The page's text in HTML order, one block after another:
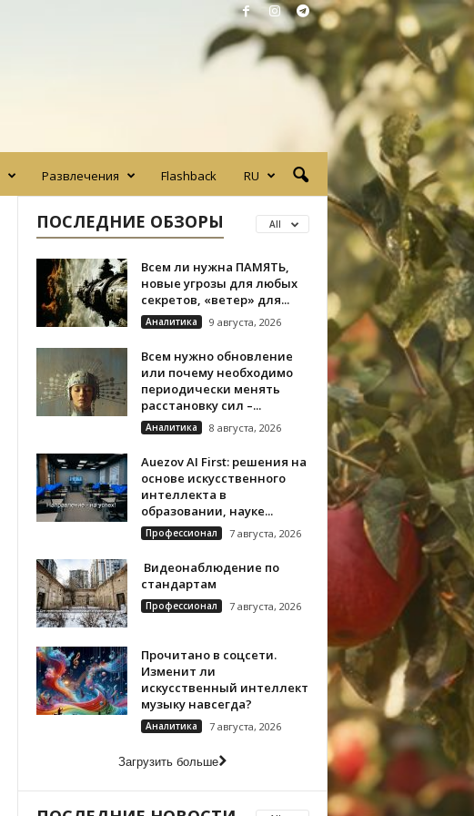
Развлечения Flashback RU
ПОСЛЕДНИЕ ОБЗОРЫ All
Всем ли нужна ПАМЯТЬ,
новые угрозы для любых
секретов, «ветер» для...
Аналитика 9 августа, 2026
Всем нужно обновление
или почему необходимо
периодически менять
расстановку сил –...
Аналитика 8 августа, 2026
Auezov AI First: решения на
основе искусственного
интеллекта в
образовании, науке...
Профессионал 7 августа, 2026
Видеонаблюдение по
стандартам
Профессионал 7 августа, 2026
Прочитано в соцсети.
Изменит ли
искусственный интеллект
музыку навсегда?
Аналитика 7 августа, 2026
Загрузить больше